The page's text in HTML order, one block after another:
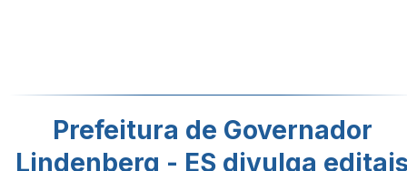
Prefeitura de Governador
Lindenberg - ES divulga